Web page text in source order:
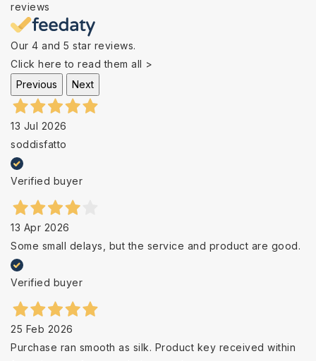
reviews
Our 4 and 5 star reviews.
Click here to read them all >
Previous
Next
13 Jul 2026
soddisfatto
Verified buyer
13 Apr 2026
Some small delays, but the service and product are good.
Verified buyer
25 Feb 2026
Purchase ran smooth as silk. Product key received within